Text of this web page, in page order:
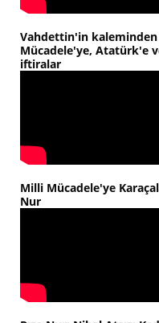
Vahdettin'in
Mücadele'ye, Atatürk'e
iftiralar
Milli Mücadele'ye
Nur